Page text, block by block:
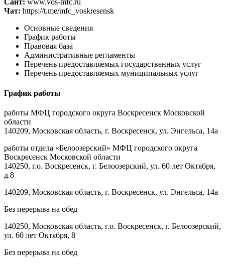
Сайт: www.vos-mfc.ru
Чат: https://t.me/mfc_voskresensk
Основные сведения
График работы
Правовая база
Административные регламенты
Перечень предоставляемых государственных услуг
Перечень предоставляемых муниципальных услуг
График работы
работы МФЦ городского округа Воскресенск Московской
области
140209, Московская область, г. Воскресенск, ул. Энгельса, 14а
работы отдела «Белоозерский» МФЦ городского округа
Воскресенск Московской области
140250, г.о. Воскресенск, г. Белоозерский, ул. 60 лет Октября,
д.8
140209, Московская область, г. Воскресенск, ул. Энгельса, 14а
Без перерыва на обед
140250, Московская область, г.о. Воскресенск, г. Белоозерский,
ул. 60 лет Октября, 8
Без перерыва на обед